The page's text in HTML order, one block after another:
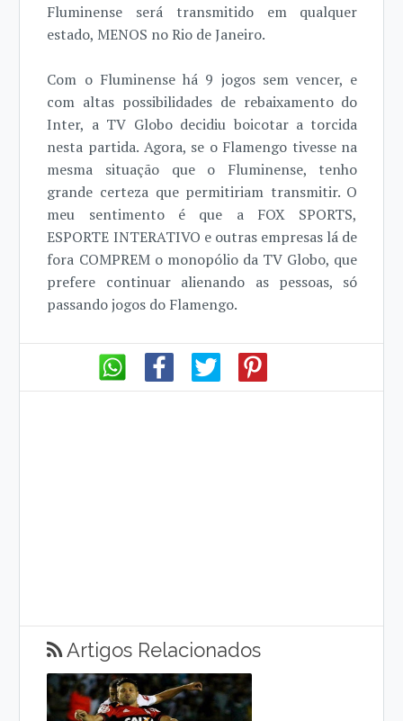
Fluminense será transmitido em qualquer
estado, MENOS no Rio de Janeiro.
Com o Fluminense há 9 jogos sem vencer, e
com altas possibilidades de rebaixamento do
Inter, a TV Globo decidiu boicotar a torcida
nesta partida. Agora, se o Flamengo tivesse na
mesma situação que o Fluminense, tenho
grande certeza que permitiriam transmitir. O
meu sentimento é que a FOX SPORTS,
ESPORTE INTERATIVO e outras empresas lá de
fora COMPREM o monopólio da TV Globo, que
prefere continuar alienando as pessoas, só
passando jogos do Flamengo.
Artigos Relacionados